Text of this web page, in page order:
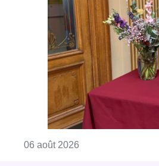
06 août 2026